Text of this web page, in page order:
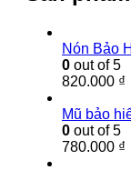
Nón Bảo
0 out of 5
820.000 ₫
Mũ bảo
0 out of 5
780.000 ₫